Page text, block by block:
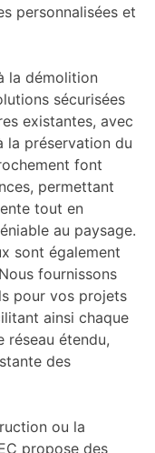
personnalisées et
la démolition
sécurisées
existantes, avec
la préservation du
font
permettant
tout en
au paysage.
sont également
fournissons
pour vos projets
ainsi chaque
réseau étendu,
des
ou la
propose des